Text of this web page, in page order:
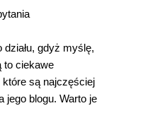
działu, gdyż myślę,
to ciekawe
które są najczęściej
jego blogu. Warto je